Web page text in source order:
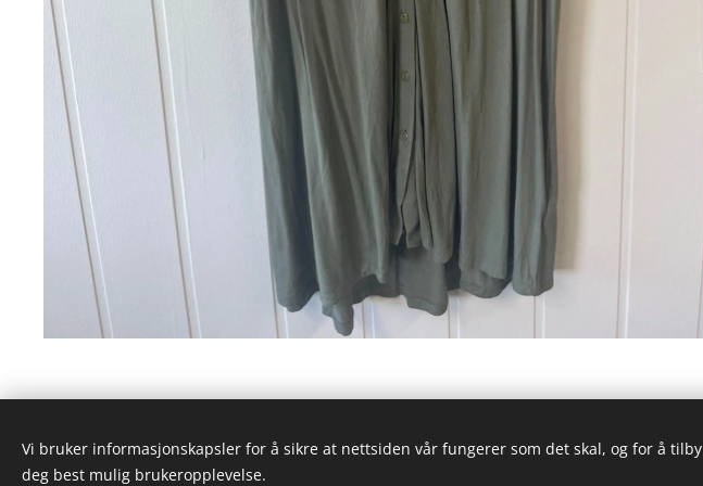
Vi bruker informasjonskapsler for å sikre at nettsiden vår fungerer som det skal, og for å tilby
deg best mulig brukeropplevelse.